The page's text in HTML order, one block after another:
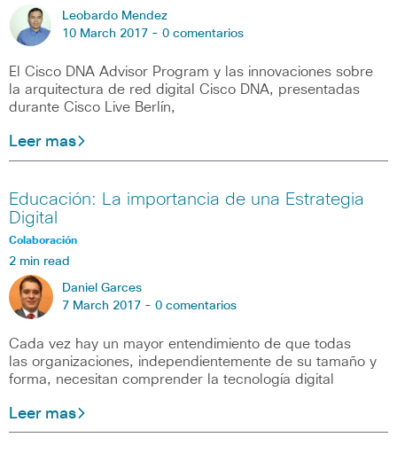
Leobardo Mendez
10 March 2017 - 0 comentarios
El Cisco DNA Advisor Program y las innovaciones sobre
la arquitectura de red digital Cisco DNA, presentadas
durante Cisco Live Berlín,
Leer mas
Educación: La importancia de una Estrategia
Digital
Colaboración
2 min read
Daniel Garces
7 March 2017 - 0 comentarios
Cada vez hay un mayor entendimiento de que todas
las organizaciones, independientemente de su tamaño y
forma, necesitan comprender la tecnología digital
Leer mas